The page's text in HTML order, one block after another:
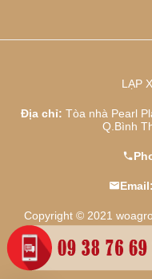
LẠP
Địa chỉ: Tòa nhà Pearl
Q.Bình
Email:
Copyright © 2021